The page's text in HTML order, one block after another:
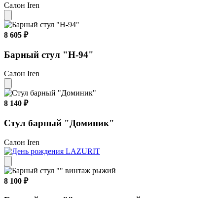
Салон Iren
8 605 ₽
Барный стул "Н-94"
Салон Iren
8 140 ₽
Стул барный "Доминик"
Салон Iren
8 100 ₽